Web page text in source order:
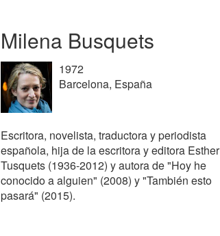
Milena Busquets
1972
Barcelona, España
Escritora, novelista, traductora y periodista
española, hija de la escritora y editora Esther
Tusquets (1936-2012) y autora de "Hoy he
conocido a alguien" (2008) y "También esto
pasará" (2015).